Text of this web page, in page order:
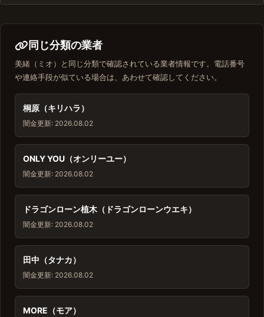
同じ分類の業者
美緒（ミオ）と同じ分類で確認されている業者情報です。電話番号
や連絡手段が似ている場合は、あわせて確認してください。
桐原（キリハラ）
闇金更新: 2026.08.02
ONLY YOU（オンリーユー）
闇金更新: 2026.08.02
ドラゴンローン植木（ドラゴンローンウエキ）
闇金更新: 2026.08.02
田中（タナカ）
闇金更新: 2026.08.02
MORE（モア）